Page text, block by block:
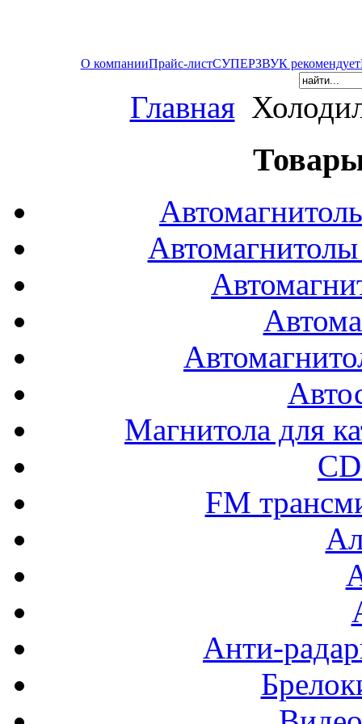
О компанииПрайс-листСУПЕРЗВУК рекомендует
Главная
Магнитола для
FM
Анти-